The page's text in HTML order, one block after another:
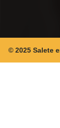
© 2025 Salete